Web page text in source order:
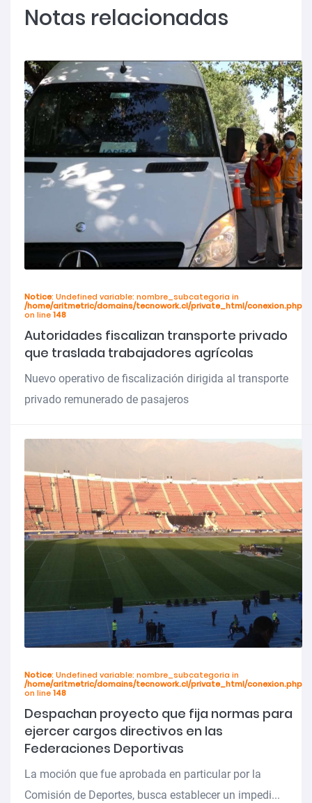
Notas relacionadas
Notice: Undefined variable: nombre_subcategoria in
/home/aritmetric/domains/tecnowork.cl/private_html/conexion.php
on line148
Autoridades fiscalizan transporte privado
que traslada trabajadores agrícolas
Nuevo operativo de fiscalización dirigida al transporte
privado remunerado de pasajeros
Notice: Undefined variable: nombre_subcategoria in
/home/aritmetric/domains/tecnowork.cl/private_html/conexion.php
on line148
Despachan proyecto que fija normas para
ejercer cargos directivos en las
Federaciones Deportivas
La moción que fue aprobada en particular por la
Comisión de Deportes, busca establecer un impedi...